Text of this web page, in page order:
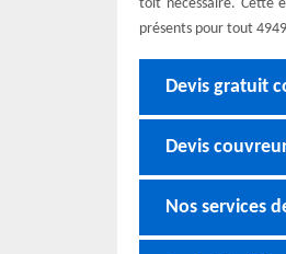
toit nécessaire. Cette
présents pour tout
Devis gratuit
Devis
Nos services